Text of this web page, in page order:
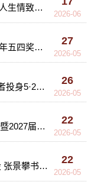
谈会圆满落幕
2026-06
要回信精神活动
27
2026-05
保志愿行动
26
2026-05
动员大会
22
2026-05
讲授专题党课
22
2026-05